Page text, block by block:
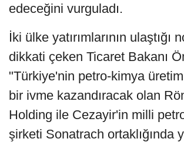
edeceğini vurguladı.
İki ülke yatırımlarının ulaştığı
dikkati çeken Ticaret Bakanı
"Türkiye'nin petro-kimya
bir ivme kazandıracak olan
Holding ile Cezayir'in milli
şirketi Sonatrach ortaklığında